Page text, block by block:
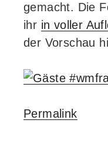
gemacht. Die
ihr in voller
der Vorschau
Permalink